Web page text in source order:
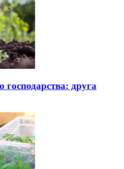
господарства: друга